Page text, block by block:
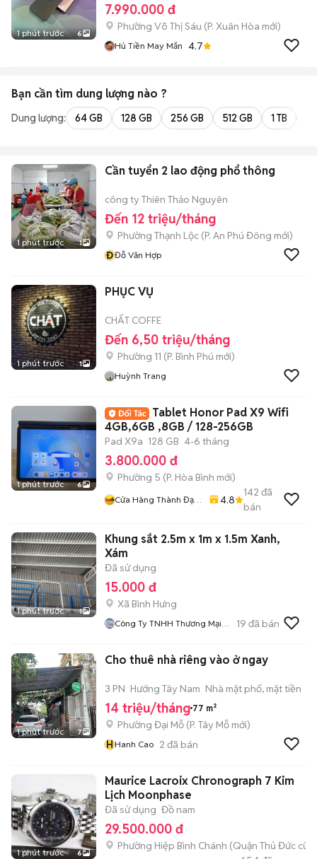
1 phút trước 6
7.990.000 đ
Phường Võ Thị Sáu (P. Xuân Hòa mới)
Hủ Tiền May Mắn 4.7
Bạn cần tìm dung lượng nào ?
Dung lượng: 64 GB 128 GB 256 GB 512 GB 1 TB
1 phút trước 1
Cần tuyển 2 lao động phổ thông
công ty Thiên Thảo Nguyên
Đến 12 triệu/tháng
Phường Thạnh Lộc (P. An Phú Đông mới)
ĐĐỗ Văn Hợp
1 phút trước 1
PHỤC VỤ
CHẤT COFFE
Đến 6,50 triệu/tháng
Phường 11 (P. Bình Phú mới)
Huỳnh Trang
1 phút trước 6
Tablet Honor Pad X9 Wifi
4GB,6GB ,8GB / 128-256GB
Pad X9a 128 GB 4-6 tháng
3.800.000 đ
Phường 5 (P. Hòa Bình mới)
Cửa Hàng Thành Đạt
4.8
142 đã
bán
1 phút trước 1
Khung sắt 2.5m x 1m x 1.5m Xanh,
Xám
Đã sử dụng
15.000 đ
Xã Bình Hưng
Công Ty TNHH Thương Mại
19 đã bán
1 phút trước 7
Cho thuê nhà riêng vào ở ngay
3 PN Hướng Tây Nam Nhà mặt phố, mặt tiền
14 triệu/tháng 77 m²
Phường Đại Mỗ (P. Tây Mỗ mới)
HHanh Cao 2 đã bán
1 phút trước 6
Maurice Lacroix Chronograph 7 Kim
Lịch Moonphase
Đã sử dụng Đồ nam
29.500.000 đ
Phường Hiệp Bình Chánh (Quận Thủ Đức cũ)